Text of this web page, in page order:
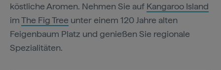
köstliche Aromen. Nehmen Sie auf Kangaroo Island
imThe Fig Tree unter einem 120 Jahre alten
Feigenbaum Platz und genießen Sie regionale
Spezialitäten.